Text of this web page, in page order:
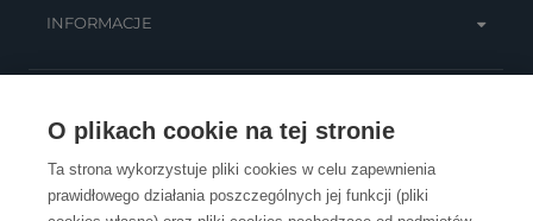
O plikach cookie na tej stronie
Ta strona wykorzystuje pliki cookies w celu zapewnienia
prawidłowego działania poszczególnych jej funkcji (pliki
INFORMACJE
OBSŁUGA KLIENTA
KONTAKT